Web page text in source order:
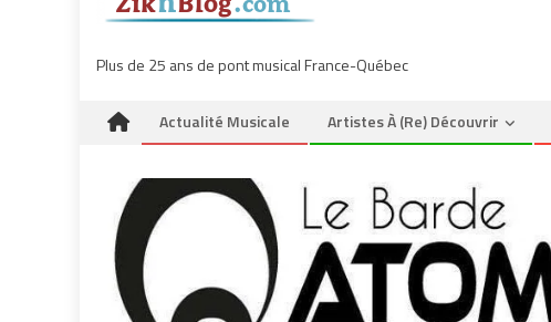
Plus de 25 ans de pont musical France-Québec
Actualité Musicale Artistes À (re) Découvrir